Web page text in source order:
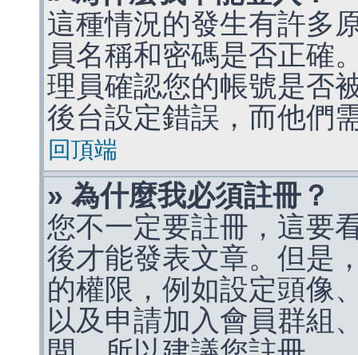
這種情況的發生有許多
員名稱和密碼是否正確
理員確認您的帳號是否
後台設定錯誤，而他們
回頂端
» 為什麼我必須註冊？
您不一定要註冊，這要
後才能發表文章。但是
的權限，例如設定頭像
以及申請加入會員群組